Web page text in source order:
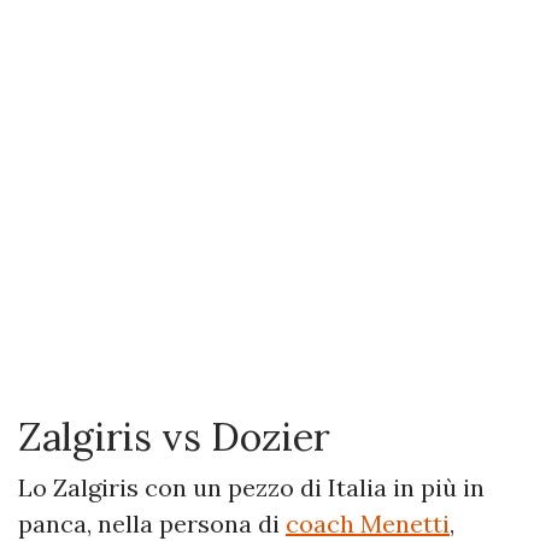
Zalgiris vs Dozier
Lo Zalgiris con un pezzo di Italia in più in
panca, nella persona di coach Menetti,